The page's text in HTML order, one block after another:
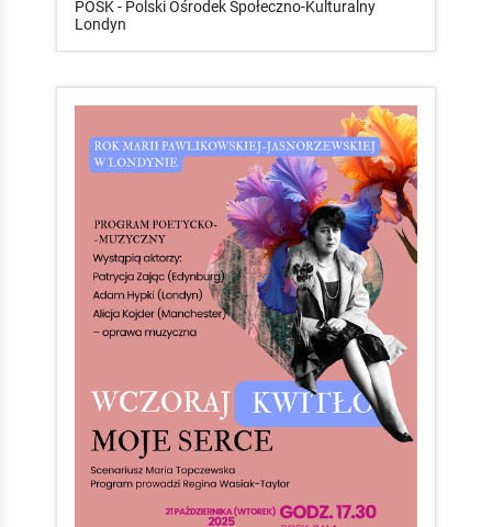
POSK - Polski Ośrodek Społeczno-Kulturalny
Londyn